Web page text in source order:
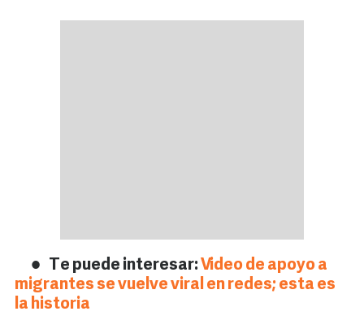
Te puede interesar: Video de apoyo a
migrantes se vuelve viral en redes; esta es
la historia